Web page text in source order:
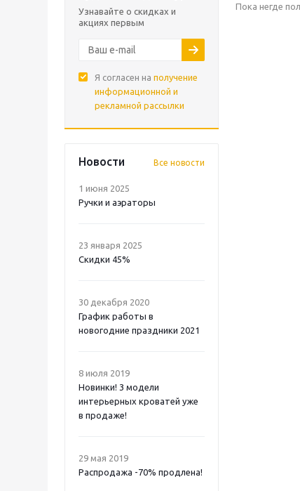
Узнавайте о скидках и
акциях первым
Я согласен на получение
информационной и
рекламной рассылки
Новости Все новости
1 июня 2025
Ручки и аэраторы
23 января 2025
Скидки 45%
30 декабря 2020
График работы в
новогодние праздники 2021
8 июля 2019
Новинки! 3 модели
интерьерных кроватей уже
в продаже!
29 мая 2019
Распродажа -70% продлена!
Пока негде